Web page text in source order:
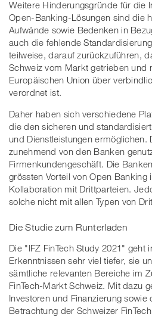
Weitere Hinderungsgründe für die
Open-Banking-Lösungen sind die
Aufwände sowie Bedenken in
auch die fehlende
teilweise, darauf zurückzuführen,
Schweiz vom Markt getrieben und
Europäischen Union über
verordnet ist.
Daher haben sich verschiedene
die den sicheren und
und Dienstleistungen ermöglichen.
zunehmend von den Banken
Firmenkundengeschäft. Die
grössten Vorteil von Open Banking
Kollaboration mit Drittparteien.
solche nicht mit allen Typen von
Die Studie zum Runterladen
Die "IFZ FinTech Study 2021" geht
Erkenntnissen sehr viel tiefer, sie
sämtliche relevanten Bereiche im
FinTech-Markt Schweiz. Mit dazu
Investoren und Finanzierung sowie
Betrachtung der Schweizer